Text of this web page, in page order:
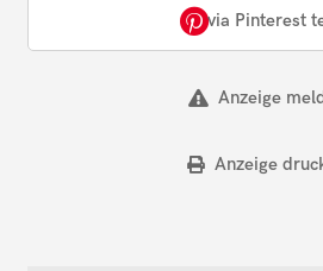
via Pinterest
Anzeige
Anzeige